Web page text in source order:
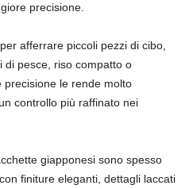
precisione.
afferrare piccoli pezzi di cibo,
di pesce, riso compatto o
precisione le rende molto
controllo più raffinato nei
giapponesi sono spesso
finiture eleganti, dettagli laccati